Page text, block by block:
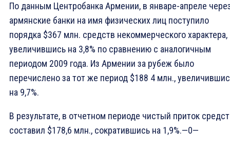
По данным Центробанка Армении, в январе-апреле
армянские банки на имя физических лиц поступило
порядка $367 млн. средств некоммерческого характера,
увеличившись на 3,8% по сравнению с аналогичным
периодом 2009 года. Из Армении за рубеж было
перечислено за тот же период $188 4 млн.,
на 9,7%.
В результате, в отчетном периоде чистый приток
составил $178,6 млн., сократившись на 1,9%.—0—